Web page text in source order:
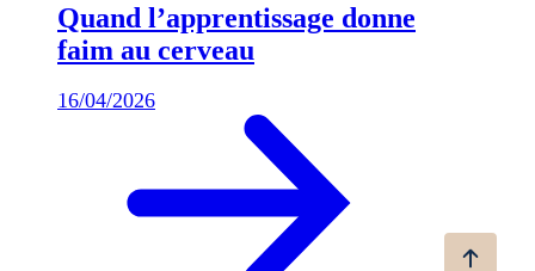
Quand l’apprentissage donne
faim au cerveau
16/04/2026